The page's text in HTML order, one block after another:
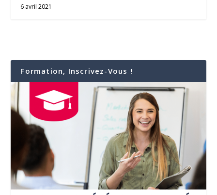
6 avril 2021
Formation, Inscrivez-Vous !